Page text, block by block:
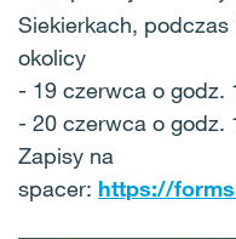
Siekierkach,
okolicy
- 19 czerwca o godz.
- 20 czerwca o godz.
Zapisy na
spacer: https://